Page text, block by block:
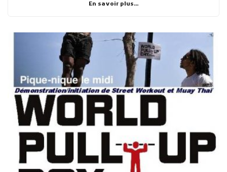
En savoir plus...